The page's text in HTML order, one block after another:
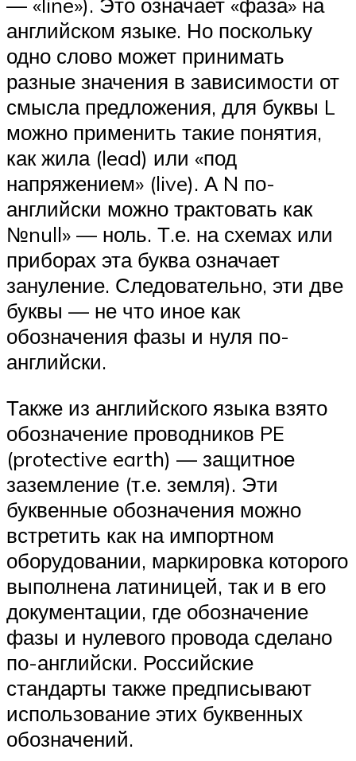
— «line»). Это означает «фаза» на
английском языке. Но поскольку
одно слово может принимать
разные значения в зависимости от
смысла предложения, для буквы L
можно применить такие понятия,
как жила (lead) или «под
напряжением» (live). А N по-
английски можно трактовать как
№null» — ноль. Т.е. на схемах или
приборах эта буква означает
зануление. Следовательно, эти две
буквы — не что иное как
обозначения фазы и нуля по-
английски.
Также из английского языка взято
обозначение проводников PE
(protective earth) — защитное
заземление (т.е. земля). Эти
буквенные обозначения можно
встретить как на импортном
оборудовании, маркировка которого
выполнена латиницей, так и в его
документации, где обозначение
фазы и нулевого провода сделано
по-английски. Российские
стандарты также предписывают
использование этих буквенных
обозначений.